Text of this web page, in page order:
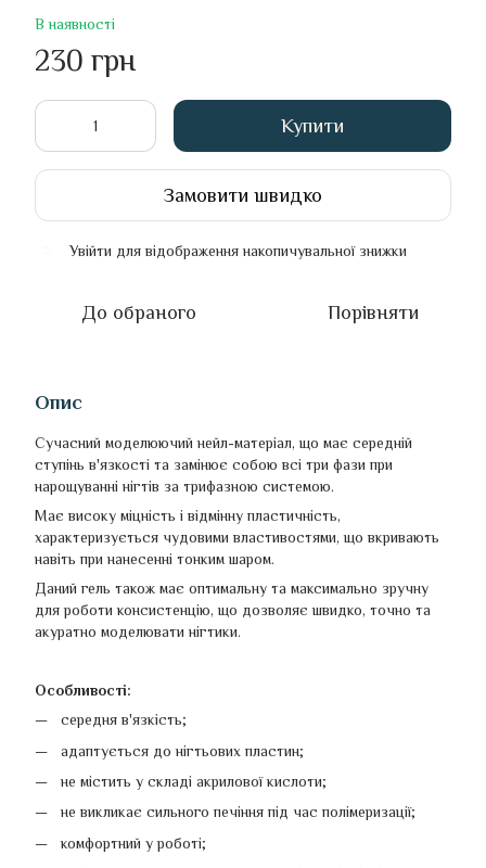
В наявності
230 грн
Купити
Замовити швидко
Увійти для відображення накопичувальної знижки
До обраного Порівняти
Опис
Сучасний моделюючий нейл-матеріал, що має середній
ступінь в'язкості та замінює собою всі три фази при
нарощуванні нігтів за трифазною системою.
Має високу міцність і відмінну пластичність,
характеризується чудовими властивостями, що вкривають
навіть при нанесенні тонким шаром.
Даний гель також має оптимальну та максимально зручну
для роботи консистенцію, що дозволяє швидко, точно та
акуратно моделювати нігтики.
Особливості:
середня в'язкість;
адаптується до нігтьових пластин;
не містить у складі акрилової кислоти;
не викликає сильного печіння під час полімеризації;
комфортний у роботі;